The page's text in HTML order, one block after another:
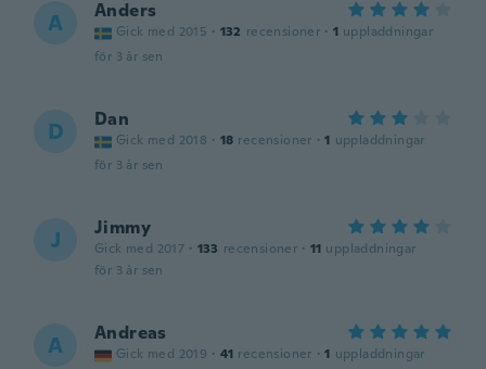
A Anders
Gick med 2015 · 132 recensioner · 1 uppladdningar
för 3 år sen
D Dan
Gick med 2018 · 18 recensioner · 1 uppladdningar
för 3 år sen
J Jimmy
Gick med 2017 · 133 recensioner · 11 uppladdningar
för 3 år sen
A Andreas
Gick med 2019 · 41 recensioner · 1 uppladdningar